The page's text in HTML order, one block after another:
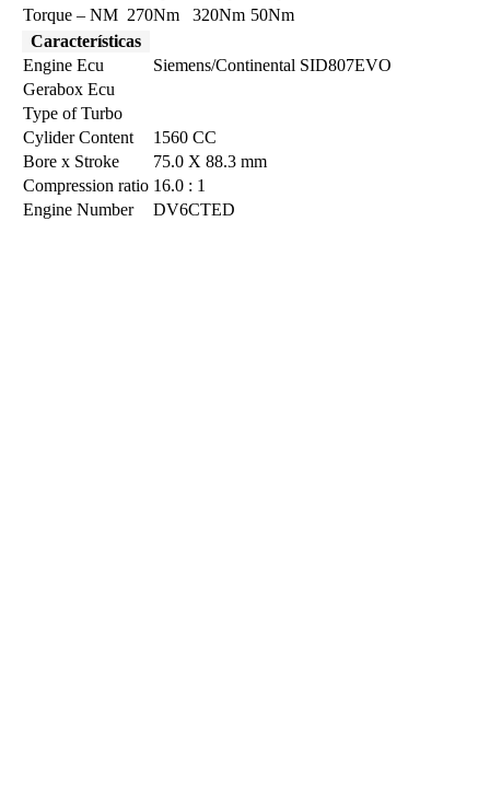
Torque – NM 270Nm 320Nm 50Nm
Características
Engine Ecu
Siemens/Continental SID807EVO
Gerabox Ecu
Type of Turbo
Cylider Content
1560 CC
Bore x Stroke
75.0 X 88.3 mm
Compression ratio 16.0 : 1
Engine Number
DV6CTED